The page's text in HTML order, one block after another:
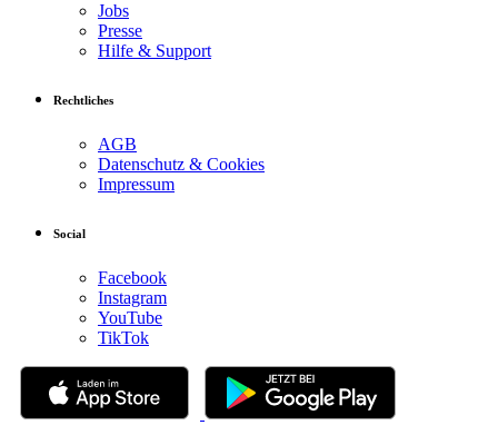
Jobs
Presse
Hilfe & Support
Rechtliches
AGB
Datenschutz & Cookies
Impressum
Social
Facebook
Instagram
YouTube
TikTok